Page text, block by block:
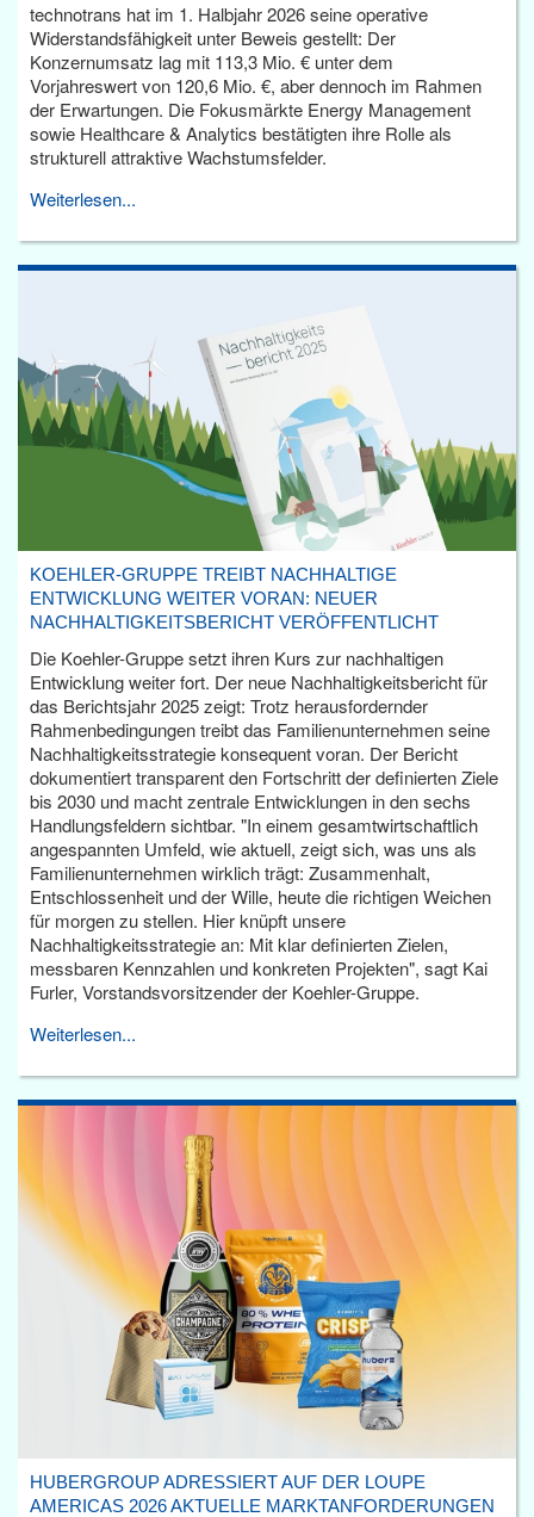
technotrans hat im 1. Halbjahr 2026 seine operative
Widerstandsfähigkeit unter Beweis gestellt: Der
Konzernumsatz lag mit 113,3 Mio. € unter dem
Vorjahreswert von 120,6 Mio. €, aber dennoch im Rahmen
der Erwartungen. Die Fokusmärkte Energy Management
sowie Healthcare & Analytics bestätigten ihre Rolle als
strukturell attraktive Wachstumsfelder.
Weiterlesen...
KOEHLER-GRUPPE TREIBT NACHHALTIGE
ENTWICKLUNG WEITER VORAN: NEUER
NACHHALTIGKEITSBERICHT VERÖFFENTLICHT
Die Koehler-Gruppe setzt ihren Kurs zur nachhaltigen
Entwicklung weiter fort. Der neue Nachhaltigkeitsbericht für
das Berichtsjahr 2025 zeigt: Trotz herausfordernder
Rahmenbedingungen treibt das Familienunternehmen seine
Nachhaltigkeitsstrategie konsequent voran. Der Bericht
dokumentiert transparent den Fortschritt der definierten Ziele
bis 2030 und macht zentrale Entwicklungen in den sechs
Handlungsfeldern sichtbar. "In einem gesamtwirtschaftlich
angespannten Umfeld, wie aktuell, zeigt sich, was uns als
Familienunternehmen wirklich trägt: Zusammenhalt,
Entschlossenheit und der Wille, heute die richtigen Weichen
für morgen zu stellen. Hier knüpft unsere
Nachhaltigkeitsstrategie an: Mit klar definierten Zielen,
messbaren Kennzahlen und konkreten Projekten", sagt Kai
Furler, Vorstandsvorsitzender der Koehler-Gruppe.
Weiterlesen...
HUBERGROUP ADRESSIERT AUF DER LOUPE
AMERICAS 2026 AKTUELLE MARKTANFORDERUNGEN